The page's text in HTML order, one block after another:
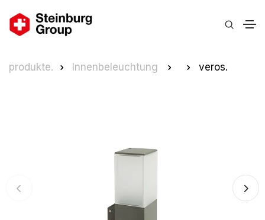
produkte. Innenbeleuchtung veros.